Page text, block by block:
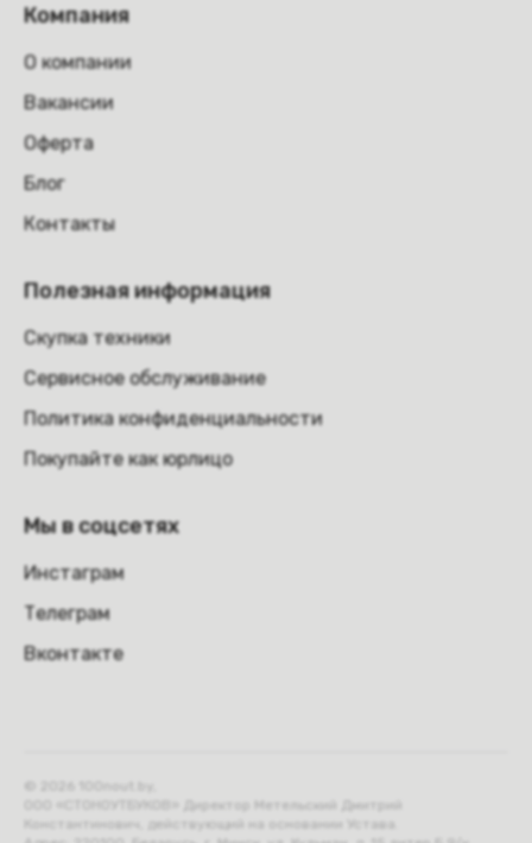
Компания
О компании
Вакансии
Оферта
Блог
Контакты
Полезная информация
Скупка техники
Сервисное обслуживание
Политика конфиденциальности
Покупайте как юрлицо
Мы в соцсетях
Инстаграм
Телеграм
Вконтакте
ООО «СТОНОУТБУКОВ» Директор Метельский Дмитрий
Константинович, действующий на основании Устава.